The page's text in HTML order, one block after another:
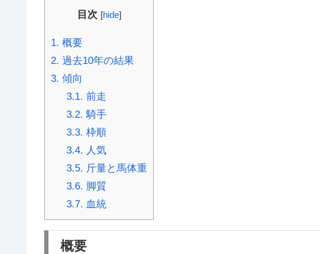
目次 [hide]
1. 概要
2. 過去10年の結果
3. 傾向
3.1. 前走
3.2. 騎手
3.3. 枠順
3.4. 人気
3.5. 斤量と馬体重
3.6. 脚質
3.7. 血統
概要